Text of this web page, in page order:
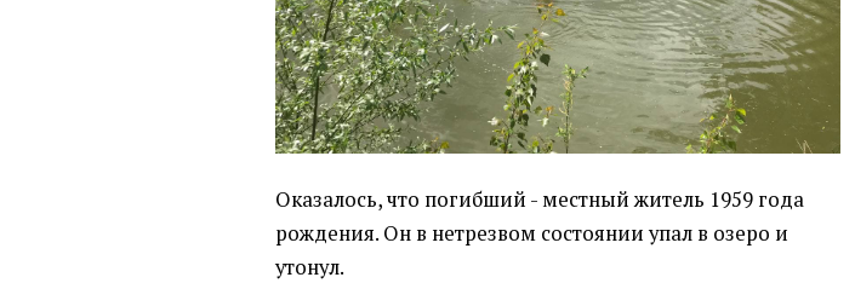
Оказалось, что погибший - местный житель 1959 года
рождения. Он в нетрезвом состоянии упал в озеро и
утонул.